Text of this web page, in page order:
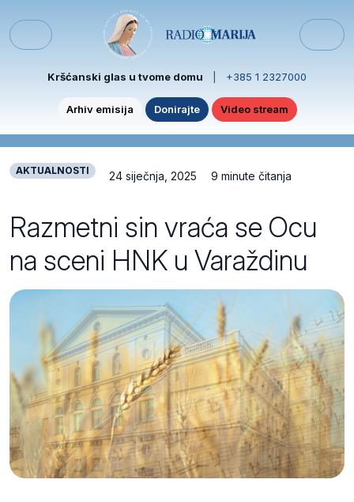
Menu
Kršćanski glas u tvome domu +385 1 2327000
Arhiv emisija Donirajte Video stream
AKTUALNOSTI 24 siječnja, 2025 9 minute čitanja
Razmetni sin vraća se Ocu
na sceni HNK u Varaždinu